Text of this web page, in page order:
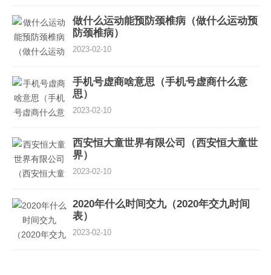
做什么运动能预防颈椎病（做什么运动预
防颈椎病）
2023-02-10
手机号虚商啥意思（手机号虚商什么意
思）
2023-02-10
西安恒大童世界有限公司（西安恒大童世
界）
2023-02-10
2020年什么时间交九（2020年交九时间
表）
2023-02-10